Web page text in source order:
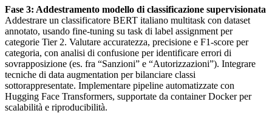
Fase 3: Addestramento modello di classificazione supervisionata
Addestrare un classificatore BERT italiano multitask con dataset
annotato, usando fine-tuning su task di label assignment per
categorie Tier 2. Valutare accuratezza, precisione e F1-score per
categoria, con analisi di confusione per identificare errori di
sovrapposizione (es. fra “Sanzioni” e “Autorizzazioni”). Integrare
tecniche di data augmentation per bilanciare classi
sottorappresentate. Implementare pipeline automatizzate con
Hugging Face Transformers, supportate da container Docker per
scalabilità e riproducibilità.